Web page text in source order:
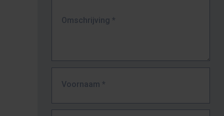
Omschrijving *
Voornaam *